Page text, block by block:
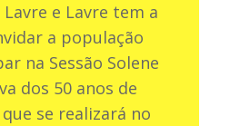
e Lavre tem a
a população
na Sessão Solene
dos 50 anos de
se realizará no